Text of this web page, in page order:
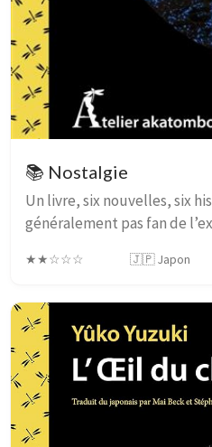
📚 Nostalgie
Un livre, six nouvelles, six
généralement pas fan de
Les fleurs de mandarinier
★★☆☆☆ 🇯🇵 Japon